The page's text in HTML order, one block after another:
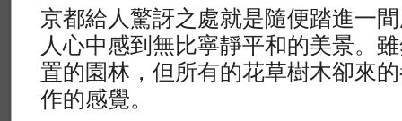
京都給人驚訝之處就是隨便踏進一
人心中感到無比寧靜平和的美景。
置的園林，但所有的花草樹木卻來
作的感覺。